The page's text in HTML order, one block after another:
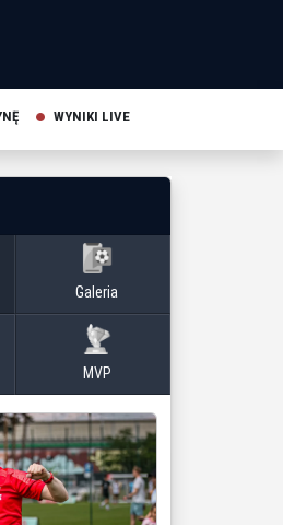
WYNIKI LIVE
Galeria
MVP